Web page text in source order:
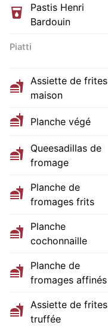
Pastis Henri
Bardouin
Piatti
Assiette de frites
maison
Planche végé
Queesadillas de
fromage
Planche de
fromages frits
Planche
cochonnaille
Planche de
fromages affinés
Assiette de frites
truffée